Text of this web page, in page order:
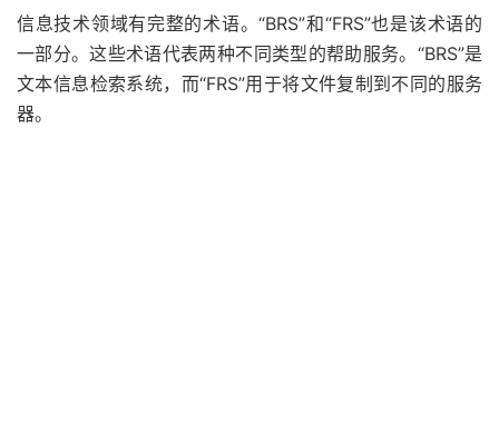
信息技术领域有完整的术语。“BRS”和“FRS”也是该术语的
一部分。这些术语代表两种不同类型的帮助服务。“BRS”是
文本信息检索系统， 而“FRS”用于将文件复制到不同的服务
器。